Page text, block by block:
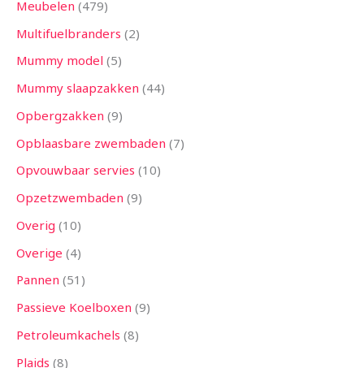
Meubelen 479
Multifuelbranders 2
Mummy model 5
Mummy slaapzakken 44
Opbergzakken 9
Opblaasbare zwembaden 7
Opvouwbaar servies 10
Opzetzwembaden 9
Overig 10
Overige 4
Pannen 51
Passieve Koelboxen 9
Petroleumkachels 8
Plaids 8